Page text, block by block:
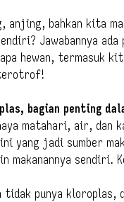
anjing, bahkan kita
Jawabannya
hewan, termasuk
bagian penting
matahari, air, dan
yang jadi sumber
makanannya sendiri.
tidak punya